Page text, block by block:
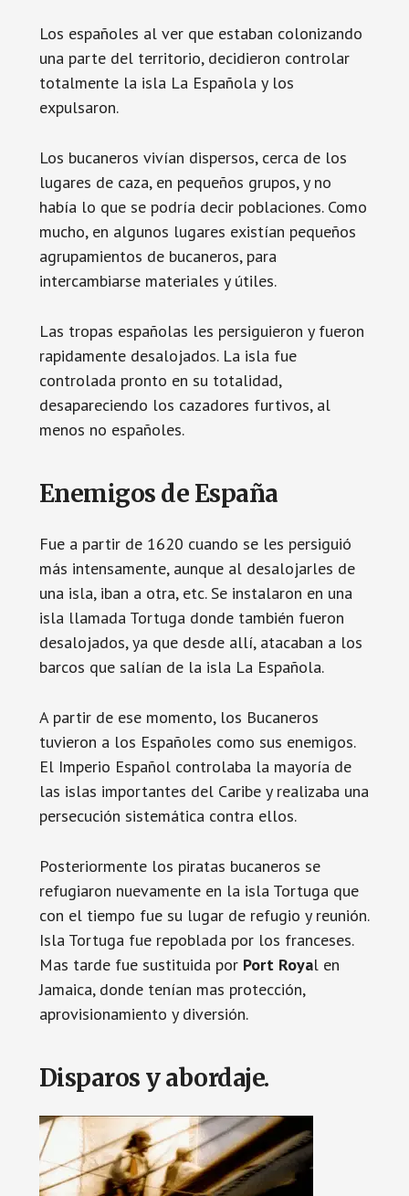
Los españoles al ver que estaban colonizando
una parte del territorio, decidieron controlar
totalmente la isla La Española y los
expulsaron.
Los bucaneros vivían dispersos, cerca de los
lugares de caza, en pequeños grupos, y no
había lo que se podría decir poblaciones. Como
mucho, en algunos lugares existían pequeños
agrupamientos de bucaneros, para
intercambiarse materiales y útiles.
Las tropas españolas les persiguieron y fueron
rapidamente desalojados. La isla fue
controlada pronto en su totalidad,
desapareciendo los cazadores furtivos, al
menos no españoles.
Enemigos de España
Fue a partir de 1620 cuando se les persiguió
más intensamente, aunque al desalojarles de
una isla, iban a otra, etc. Se instalaron en una
isla llamada Tortuga donde también fueron
desalojados, ya que desde allí, atacaban a los
barcos que salían de la isla La Española.
A partir de ese momento, los Bucaneros
tuvieron a los Españoles como sus enemigos.
El Imperio Español controlaba la mayoría de
las islas importantes del Caribe y realizaba una
persecución sistemática contra ellos.
Posteriormente los piratas bucaneros se
refugiaron nuevamente en la isla Tortuga que
con el tiempo fue su lugar de refugio y reunión.
Isla Tortuga fue repoblada por los franceses.
Mas tarde fue sustituida porPort Royal en
Jamaica, donde tenían mas protección,
aprovisionamiento y diversión.
Disparos y abordaje.